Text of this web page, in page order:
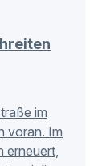
im
voran. Im
erneuert,